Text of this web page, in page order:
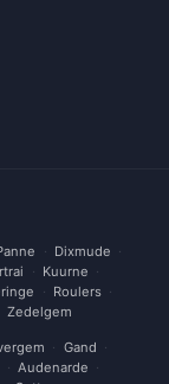
Dixmude
Kuurne
Roulers
Zedelgem
Gand
Audenarde